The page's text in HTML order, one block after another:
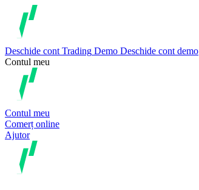
Deschide cont Trading Demo Deschide cont demo
Contul meu
Contul meu
Comerț online
Ajutor